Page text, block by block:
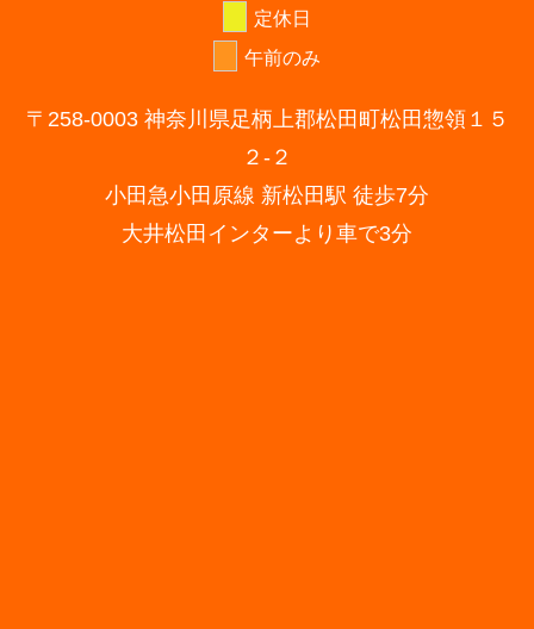
定休日
午前のみ
〒258-0003 神奈川県足柄上郡松田町松田惣領１５
２-２
小田急小田原線 新松田駅 徒歩7分
大井松田インターより車で3分